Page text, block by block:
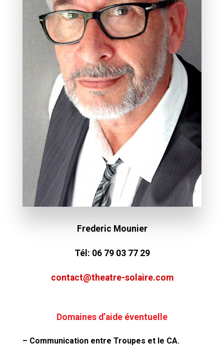
Frederic Mounier
Tél: 06 79 03 77 29
contact@theatre-solaire.com
Domaines d’aide éventuelle
– Communication entre Troupes et le CA.